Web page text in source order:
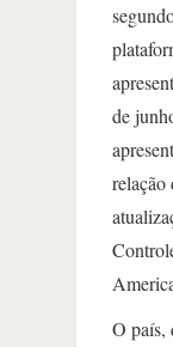
de
relação
O país,